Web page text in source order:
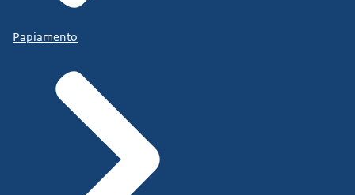
Papiamento